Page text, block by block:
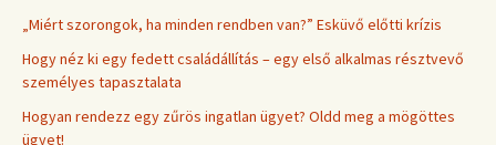
„Miért szorongok, ha minden rendben van?” Esküvő előtti krízis
Hogy néz ki egy fedett családállítás – egy első alkalmas résztvevő
személyes tapasztalata
Hogyan rendezz egy zűrös ingatlan ügyet? Oldd meg a mögöttes
ügyet!